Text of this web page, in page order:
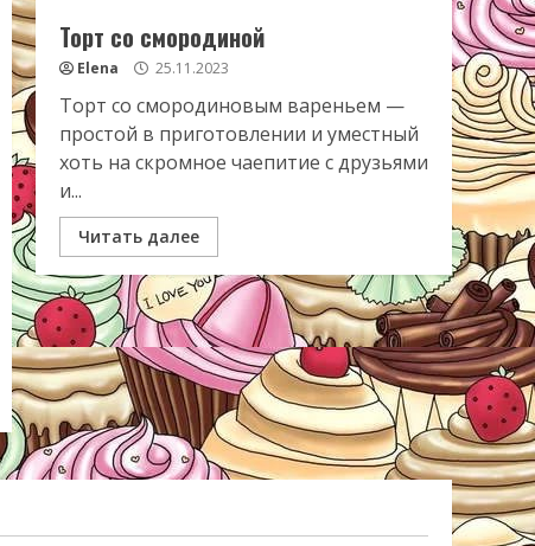
Торт со смородиной
Elena 25.11.2023
Торт со смородиновым вареньем —
простой в приготовлении и уместный
хоть на скромное чаепитие с друзьями
и...
Читать далее